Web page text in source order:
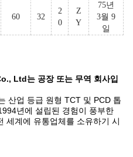
60 32
2
0
Z
Y
75년
3월 9
일
Ltd는 공장 또는 무역 회사입
산업 등급 원형 TCT 및 PCD 톱
년에 설립된 경험이 풍부한
세계에 유통업체를 소유하기 시